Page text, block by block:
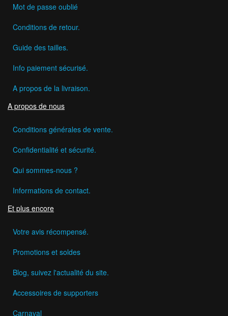
Mot de passe oublié
Conditions de retour.
Guide des tailles.
Info paiement sécurisé.
A propos de la livraison.
A propos de nous
Conditions générales de vente.
Confidentialité et sécurité.
Qui sommes-nous ?
Informations de contact.
Et plus encore
Votre avis récompensé.
Promotions et soldes
Blog, suivez l'actualité du site.
Accessoires de supporters
Carnaval